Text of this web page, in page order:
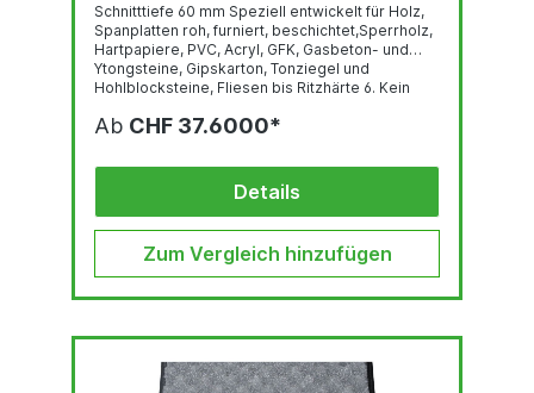
Schnitttiefe 60 mm Speziell entwickelt für Holz,
Spanplatten roh, furniert, beschichtet,Sperrholz,
Hartpapiere, PVC, Acryl, GFK, Gasbeton- und
Ytongsteine, Gipskarton, Tonziegel und
Hohlblocksteine, Fliesen bis Ritzhärte 6. Kein
Einfache Bohrkernentfernung durch neue
Zahnersatz möglich, nachschärfbar. Nur drehend
einsetzen, Schlag abschalten. Für Elektriker,
Sanitär- und Heizungsbauer,...
Ab CHF 37.6000*
Details
Zum Vergleich hinzufügen